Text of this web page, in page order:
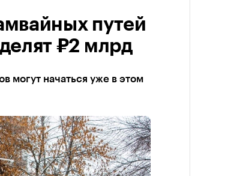
путей
₽2 млрд
могут начаться уже в этом